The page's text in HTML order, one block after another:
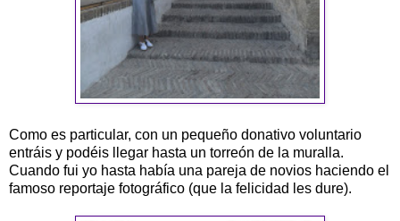
Como es particular, con un pequeño donativo voluntario
entráis y podéis llegar hasta un torreón de la muralla.
Cuando fui yo hasta había una pareja de novios haciendo el
famoso reportaje fotográfico (que la felicidad les dure).